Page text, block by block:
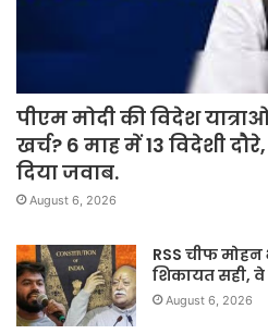
पीएम मोदी की विदेश
खर्च? 6 माह में 13 विदेशी
दिया जवाब.
August 6, 2026
RSS चीफ
शिकायत सही, वे
August 6, 2026